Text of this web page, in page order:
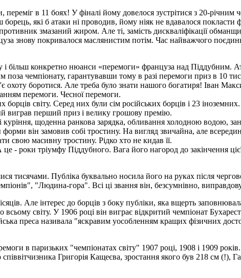
в 11 боях! У фіналі йому довелося зустрітися з 20-
які б атаки ні проводив, йому ніяк не вдавалося покласти
змазаний жиром. Але ті, замість дискваліфікації
знову покривалося маслянистим потім. Час найважчого
і більш конкретно нюанси «перемоги» француза над Піддубним.
чемпіонату, гарантувавши тому в разі перемоги приз в 10
охоту боротися. Але треба було знати нашого богатиря! Іван
перемоги. Чесної перемоги.
світу. Серед них були сім російських борців і 23
виграв перший приз і велику грошову премію.
щоденна ранкова зарядка, обливання холодною водою,
він замовив собі тростину. На вигляд звичайна, але всередину
свою масивну тростину. Рідко хто не кидав її.
- роки тріумфу Піддубного. Вага його нагород до закінчення
тисячами. Публіка буквально носила його на руках після
"Людина-гора". Всі ці звання він, безсумнівно,
Але інтерес до борців з боку публіки, яка вщерть
світу. У 1906 році він виграє відкритий чемпіонат
преса називала "яскравим уособленням кращих фізичних
в паризьких "чемпіонатах світу" 1907 році, 1908 і 1909
Григорія Кащеєва, зростання якого був 218 см (!),